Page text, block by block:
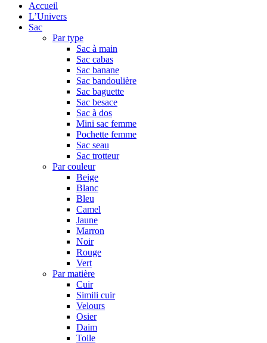
Accueil
L’Univers
Sac
Par type
Sac à main
Sac cabas
Sac banane
Sac bandoulière
Sac baguette
Sac besace
Sac à dos
Mini sac femme
Pochette femme
Sac seau
Sac trotteur
Par couleur
Beige
Blanc
Bleu
Camel
Jaune
Marron
Noir
Rouge
Vert
Par matière
Cuir
Simili cuir
Velours
Osier
Daim
Toile